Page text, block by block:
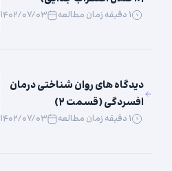
۱ دقیقه زمان مطالعه ۱۴۰۲/۰۷/۰۳
دیدگاه های روان شناختی درمان
افسردگی (قسمت ۲)
۱ دقیقه زمان مطالعه ۱۴۰۲/۰۷/۰۳